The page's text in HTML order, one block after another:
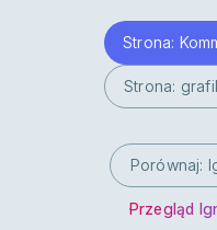
Strona:
Strona:
Porównaj:
Przegląd